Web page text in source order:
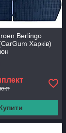
Berlingo
Харків)